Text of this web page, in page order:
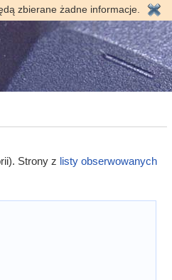
zbierane żadne informacje.
Strony z listy obserwowanych